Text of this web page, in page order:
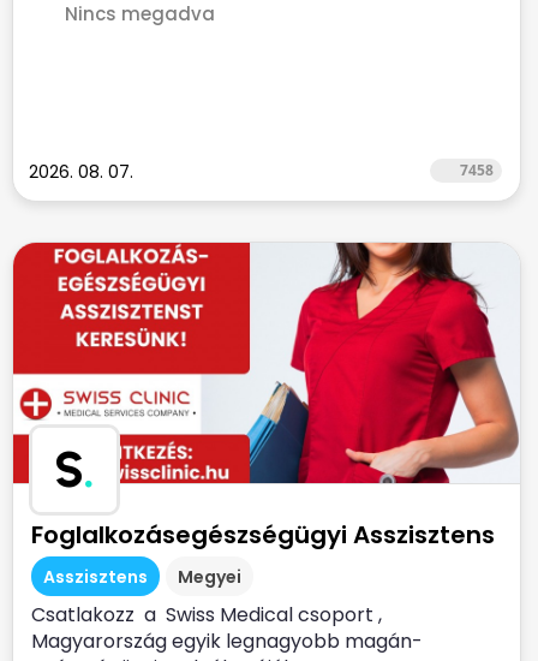
Nincs megadva
2026. 08. 07. 7458
S.
Foglalkozásegészségügyi Asszisztens
Asszisztens Megyei
Csatlakozz a Swiss Medical csoport ,
Magyarország egyik legnagyobb magán-